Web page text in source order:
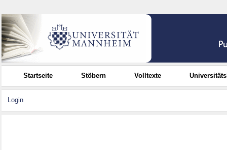
Startseite Stöbern Volltexte
Login